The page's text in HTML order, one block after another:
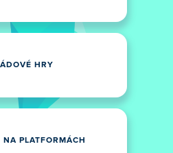
HRY
NA PLATFORMÁCH